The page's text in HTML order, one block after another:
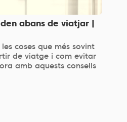
abans de viatjar |
coses que més sovint
de viatge i com evitar
amb aquests consells